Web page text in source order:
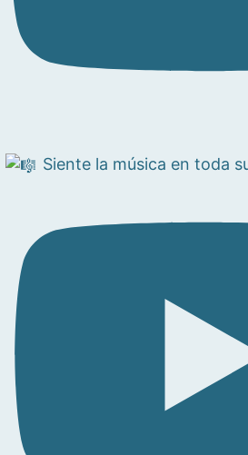
Siente la música en toda